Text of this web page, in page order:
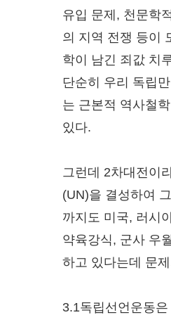
유입 문제, 천문학
의 지역 전쟁 등이
학이 남긴 죄값 치
단순히 우리 독립
는 근본적 역사철
있다.
그런데 2차대전이
(UN)을 결성하여
까지도 미국, 러시
약육강식, 군사 우
하고 있다는데 문
3.1독립선언운동